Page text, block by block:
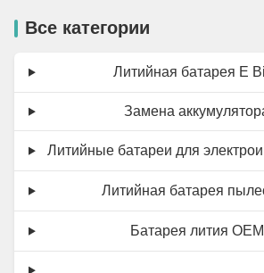
Все категории
Литийная батарея E
Замена
Литийные батареи для
Литийная батарея
Батарея лития OEM